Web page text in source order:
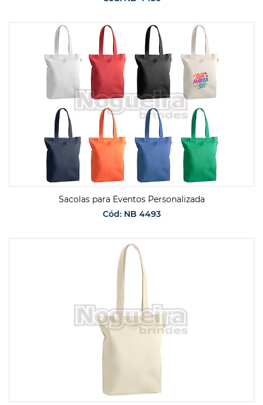
SOLICITAR ORÇAMENTO
Sacolas para Eventos Personalizada
Cód: NB 4493
SOLICITAR ORÇAMENTO